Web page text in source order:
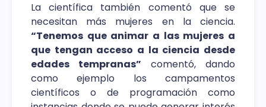
La científica también comentó que se
necesitan más mujeres en la ciencia.
“Tenemos que animar a las mujeres a
que tengan acceso a la ciencia desde
edades tempranas” comentó, dando
como ejemplo los campamentos
científicos o de programación como